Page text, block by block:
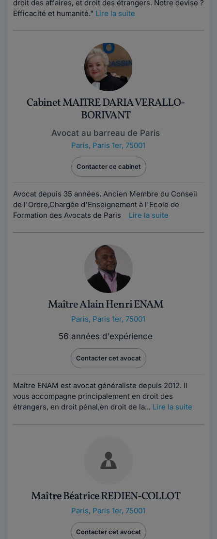
droit des affaires, et droit des étrangers. Notre devise ?
Efficacité et humanité." Lire la suite
Cabinet MAITRE DARIA VERALLO-
BORIVANT
Avocat au barreau de Paris
Paris, Paris 1er, 75001
Contacter ce cabinet
Avocat depuis 35 années, Ancien Membre du Conseil
de l'Ordre,Chargée d'Enseignement à l'Ecole de
Formation des Avocats de Paris Lire la suite
Maître Alain Henri ENAM
Paris, Paris 1er, 75001
56 années d'expérience
Contacter cet avocat
Maître ENAM est avocat généraliste depuis 2012. Il
vous accompagne principalement en droit des
étrangers, en droit pénal,en droit de la... Lire la suite
Maître Béatrice REDIEN-COLLOT
Paris, Paris 1er, 75001
Contacter cet avocat